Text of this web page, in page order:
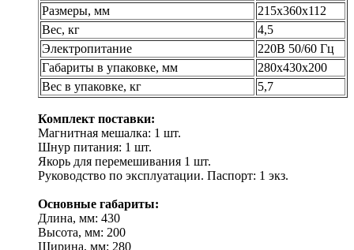
Размеры, мм
215х360х112
Вес, кг
4,5
Электропитание
220В 50/60 Гц
Габариты в упаковке, мм
280х430х200
Вес в упаковке, кг
5,7
Комплект поставки:
Магнитная мешалка: 1 шт.
Шнур питания: 1 шт.
Якорь для перемешивания 1 шт.
Руководство по эксплуатации. Паспорт: 1 экз.
Основные габариты:
Длина, мм: 430
Высота, мм: 200
Ширина, мм: 280